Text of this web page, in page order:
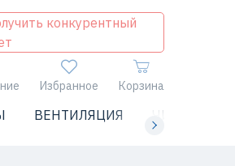
конкурентный
Избранное Корзина
ВЕНТИЛЯЦИЯ ЧИЛЛЕРЫ